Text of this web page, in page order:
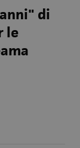
di
le